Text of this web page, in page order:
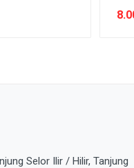
Selor Ilir / Hilir, Tanjung